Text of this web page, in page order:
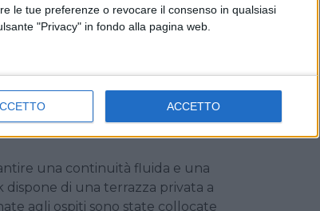
le tue preferenze o revocare il consenso in qualsiasi
"Privacy" in fondo alla pagina web.
ACCETTO
offrire volumetrie e comfort tipici
operativa e la facilità di
della vita all’aperto e
di ampie dimensioni
L’area è direttamente
uno spazio dedicato ai
una continuità fluida e una
dispone di una terrazza privata a
agli ospiti sono state collocate